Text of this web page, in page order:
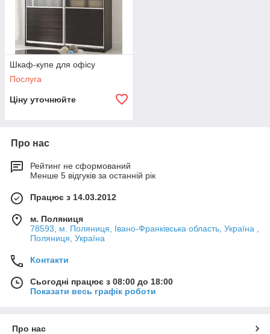
Шкаф-купе для офісу
Послуга
Ціну уточнюйте
Про нас
Рейтинг не сформований
Менше 5 відгуків за останній рік
Працює з 14.03.2012
м. Поляниця
78593, м. Поляниця, Івано-Франківська область, Україна ,
Поляниця, Україна
Контакти
Сьогодні працює з 08:00 до 18:00
Показати весь графік роботи
Про нас